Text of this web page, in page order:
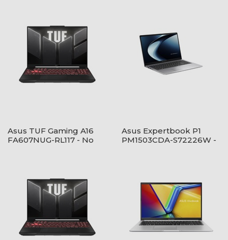
Asus TUF Gaming A16
FA607NUG-RL117 - No
Asus Expertbook P1
PM1503CDA-S72226W -